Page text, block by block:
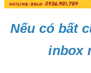
Nếu có bất
inbox